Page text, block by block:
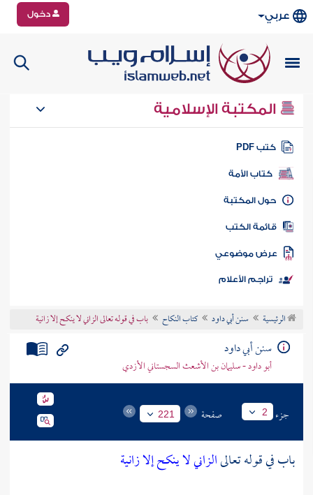
عربي دخول
المكتبة الإسلامية
كتب PDF
كتاب الأمة
المكتبة
الكتب
موضوعي
تراجم الأعلام
الرئيسية سنن أبي داود كتاب النكاح باب في قوله تعالى الزاني لا ينكح إلا زانية
سنن أبي داود
أبو داود - سليمان بن الأشعث السجستاني الأزدي
جزء 2 صفحة 221
باب في قوله تعالىالزاني لا ينكح إلا زانية